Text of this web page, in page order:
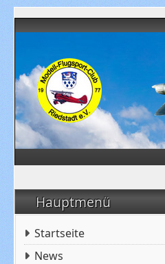
Hauptmenü
Startseite
News